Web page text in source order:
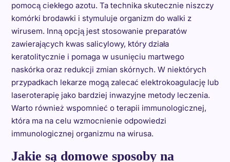
pomocą ciekłego azotu. Ta technika skutecznie niszczy
komórki brodawki i stymuluje organizm do walki z
wirusem. Inną opcją jest stosowanie preparatów
zawierających kwas salicylowy, który działa
keratolitycznie i pomaga w usunięciu martwego
naskórka oraz redukcji zmian skórnych. W niektórych
przypadkach lekarze mogą zalecać elektrokoagulację lub
laseroterapię jako bardziej inwazyjne metody leczenia.
Warto również wspomnieć o terapii immunologicznej,
która ma na celu wzmocnienie odpowiedzi
immunologicznej organizmu na wirusa.
Jakie są domowe sposoby na